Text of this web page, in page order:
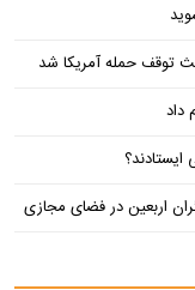
توقف حمله آمریکا شد
داد
اربعین در فضای مجازی